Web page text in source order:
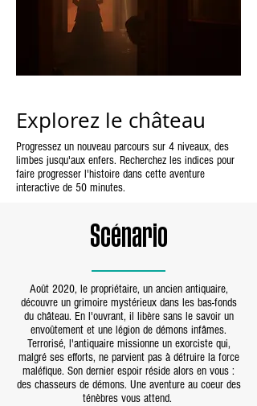
Explorez le château
Progressez un nouveau parcours sur 4 niveaux, des
limbes jusqu'aux enfers. Recherchez les indices pour
faire progresser l'histoire dans cette aventure
interactive de 50 minutes.
Scénario
Août 2020, le propriétaire, un ancien antiquaire,
découvre un grimoire mystérieux dans les bas-fonds
du château. En l'ouvrant, il libère sans le savoir un
envoûtement et une légion de démons infâmes.
Terrorisé, l'antiquaire missionne un exorciste qui,
malgré ses efforts, ne parvient pas à détruire la force
maléfique. Son dernier espoir réside alors en vous :
des chasseurs de démons. Une aventure au coeur des
ténèbres vous attend.